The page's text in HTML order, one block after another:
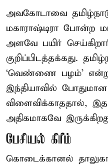
அவகோடாவை
மகாராஷ்டிரா போன்ற
அளவே பயிர்
குறிப்பிடத்தக்கது.
‘வெண்ணை பழம்’ என்று
இந்தியாவில்
விளைவிக்காததால்,
அதிகமாகவே
பேசியல் கிரீம்
கொடைக்கானல்